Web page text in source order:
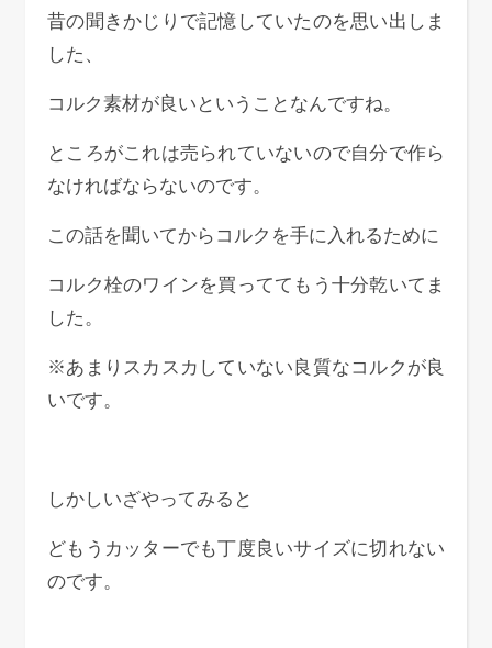
昔の聞きかじりで記憶していたのを思い出しま
した、
コルク素材が良いということなんですね。
ところがこれは売られていないので自分で作ら
なければならないのです。
この話を聞いてからコルクを手に入れるために
コルク栓のワインを買っててもう十分乾いてま
した。
※あまりスカスカしていない良質なコルクが良
いです。
しかしいざやってみると
どもうカッターでも丁度良いサイズに切れない
のです。